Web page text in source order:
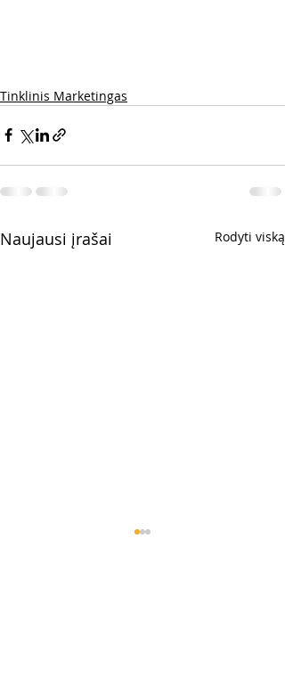
Tinklinis Marketingas
Naujausi įrašai Rodyti viską